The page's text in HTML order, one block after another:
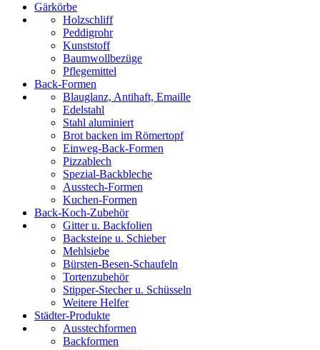
Gärkörbe
Holzschliff
Peddigrohr
Kunststoff
Baumwollbezüge
Pflegemittel
Back-Formen
Blauglanz, Antihaft, Emaille
Edelstahl
Stahl aluminiert
Brot backen im Römertopf
Einweg-Back-Formen
Pizzablech
Spezial-Backbleche
Ausstech-Formen
Kuchen-Formen
Back-Koch-Zubehör
Gitter u. Backfolien
Backsteine u. Schieber
Mehlsiebe
Bürsten-Besen-Schaufeln
Tortenzubehör
Stipper-Stecher u. Schüsseln
Weitere Helfer
Städter-Produkte
Ausstechformen
Backformen